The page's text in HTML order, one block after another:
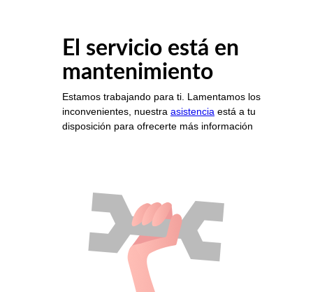
El servicio está en
mantenimiento
Estamos trabajando para ti. Lamentamos los
inconvenientes, nuestra asistencia está a tu
disposición para ofrecerte más información